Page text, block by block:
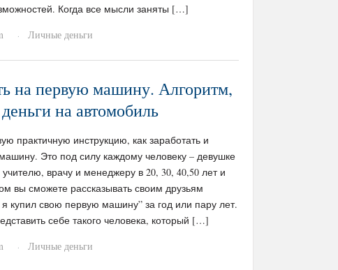
Когда все мысли заняты […]
· Личные деньги
на первую машину. Алгоритм,
на автомобиль
практичную инструкцию, как заработать и
Это под силу каждому человеку – девушке
врачу и менеджеру в 20, 30, 40,50 лет и
вы сможете рассказывать своим друзьям
купил свою первую машину” за год или пару лет.
себе такого человека, который […]
· Личные деньги